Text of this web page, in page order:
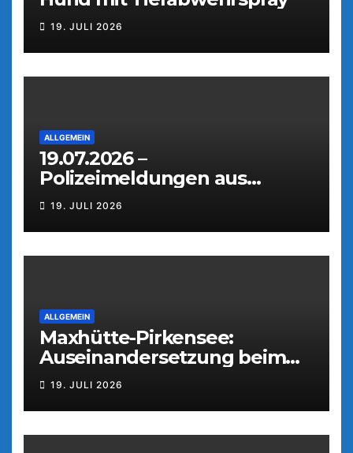
19. JULI 2026
ALLGEMEIN
19.07.2026 –
Polizeimeldungen aus
Weiden
19. JULI 2026
ALLGEMEIN
Maxhütte-Pirkensee:
Auseinandersetzung beim
Parkfest
19. JULI 2026